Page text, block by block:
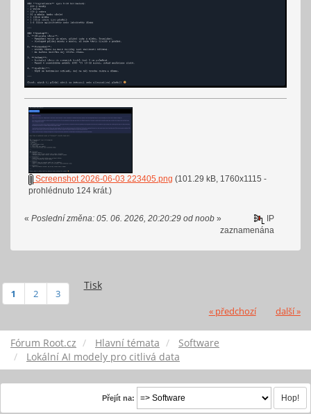
Screenshot 2026-06-03 223405.png (101.29 kB, 1760x1115 -
prohlédnuto 124 krát.)
« Poslední změna: 05. 06. 2026, 20:20:29 od noob »
IP
zaznamenána
Tisk
1 2 3
« předchozí další »
Fórum Root.cz Hlavní témata
Software
Lokální AI modely pro citlivá data
Přejít na: